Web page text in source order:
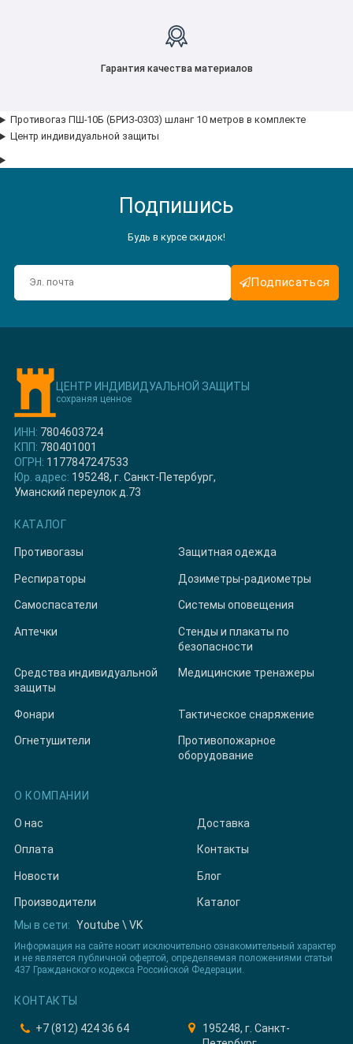
Гарантия качества материалов
Противогаз ПШ-10Б (БРИЗ-0303) шланг 10 метров в комплекте
Центр индивидуальной защиты
Подпишись
Будь в курсе скидок!
Подписаться
ЦЕНТР ИНДИВИДУАЛЬНОЙ ЗАЩИТЫ
сохраняя ценное
ИНН: 7804603724
КПП: 780401001
ОГРН: 1177847247533
Юр. адрес: 195248, г. Санкт-Петербург,
Уманский переулок д.73
КАТАЛОГ
Противогазы Защитная одежда
Респираторы Дозиметры-радиометры
Самоспасатели Системы оповещения
Аптечки
Стенды и плакаты по
безопасности
Средства индивидуальной
защиты
Медицинские тренажеры
Фонари Тактическое снаряжение
Огнетушители
Противопожарное
оборудование
О КОМПАНИИ
О нас Доставка
Оплата Контакты
Новости Блог
Производители
Каталог
Мы в сети: Youtube \ VK
Информация на сайте носит исключительно ознакомительный характер
и не является публичной офертой, определяемая положениями статьи
437 Гражданского кодекса Российской Федерации.
КОНТАКТЫ
+7 (812) 424 36 64
195248, г. Санкт-